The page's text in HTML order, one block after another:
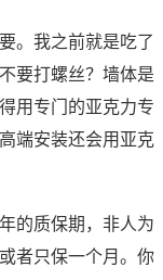
。我之前就是吃了
要打螺丝？墙体是
用专门的亚克力专
端安装还会用亚克
的质保期，非人为
者只保一个月。你